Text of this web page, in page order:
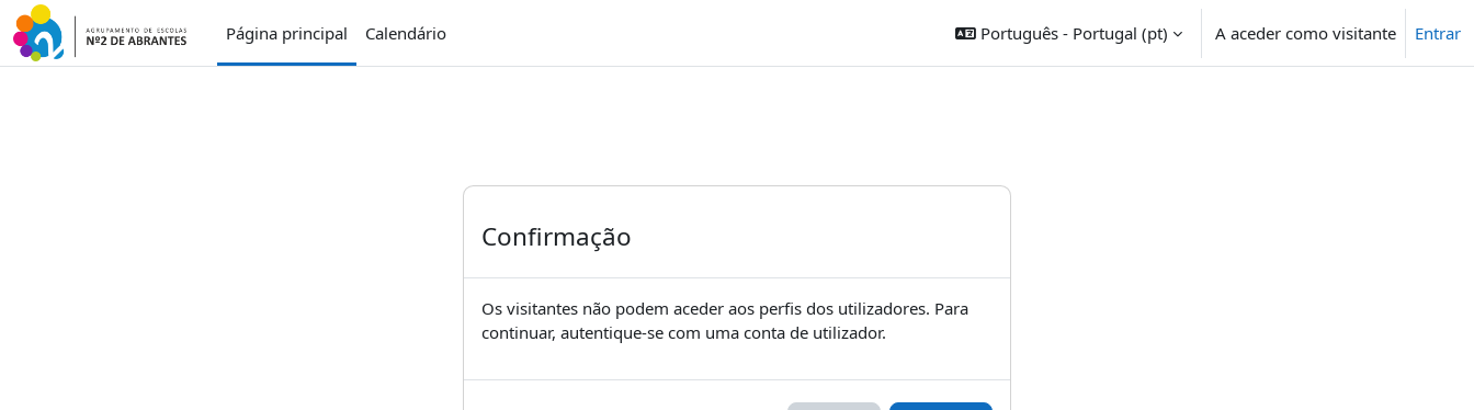
Ir para o conteúdo principal
Página principal
Calendário Português - Portugal ‎(pt)‎ A aceder como visitante Entrar
Confirmação
Os visitantes não podem aceder aos perfis dos utilizadores. Para
continuar, autentique-se com uma conta de utilizador.